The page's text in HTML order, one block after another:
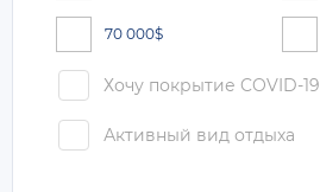
70 000$
Хочу покрытие COVID-19
Активный вид отдыха